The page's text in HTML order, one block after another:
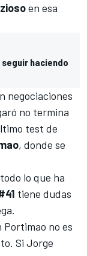
en esa
haciendo
negociaciones
no termina
test de
, donde se
lo que ha
tiene dudas
Portimao no es
Si Jorge